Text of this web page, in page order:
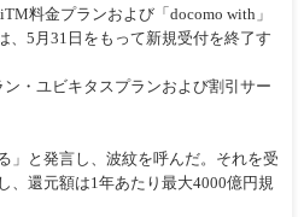
料金プランおよび「docomo with」
、5月31日をもって新規受付を終了す
・ユビキタスプランおよび割引サー
」と発言し、波紋を呼んだ。それを受
、還元額は1年あたり最大4000億円規